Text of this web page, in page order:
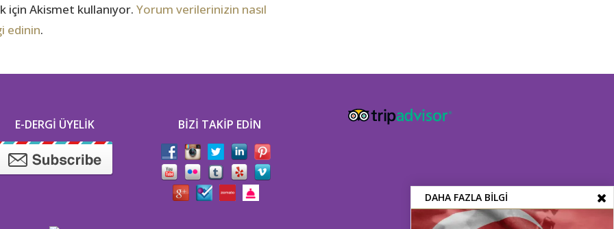
Akismet kullanıyor. Yorum verilerinizin nasıl
edinin.
DAHA FAZLA BILGI
E-DERGI ÜYELIK BIZI TAKIP EDIN